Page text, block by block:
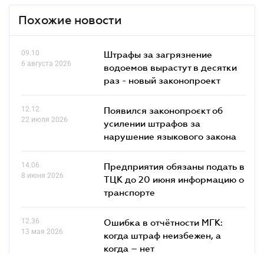
Похожие новости
09.10
6 августа 2026
Штрафы за загрязнение
водоемов вырастут в десятки
раз - новый законопроект
12.12
22 июля 2026
Появился законопроєкт об
усилении штрафов за
нарушение языкового закона
14.06
8 июня 2026
Предприятия обязаны подать в
ТЦК до 20 июня информацию о
транспорте
12.36
13 мая 2026
Ошибка в отчётности МГК:
когда штраф неизбежен, а
когда – нет